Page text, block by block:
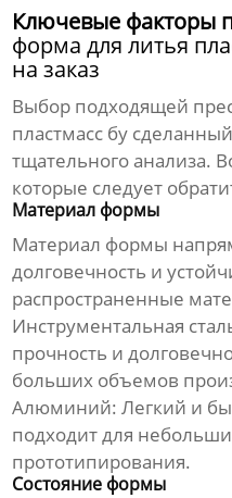
Ключевые факторы
форма для литья
на заказ
Выбор подходящей
пластмасс бу
тщательного анализа.
которые следует
Материал формы
Материал формы
долговечность и
распространенные
Инструментальная
прочность и
больших объемов
Алюминий: Легкий и
подходит для
прототипирования.
Состояние формы